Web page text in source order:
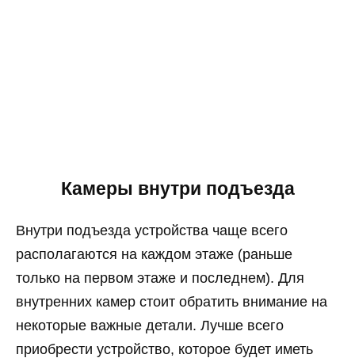
Камеры внутри подъезда
Внутри подъезда устройства чаще всего
располагаются на каждом этаже (раньше
только на первом этаже и последнем). Для
внутренних камер стоит обратить внимание на
некоторые важные детали. Лучше всего
приобрести устройство, которое будет иметь